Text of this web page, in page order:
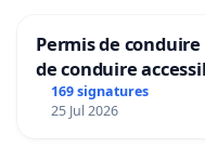
Permis de
de conduire
Bruxelles
169 signatures
25 Jul 2026